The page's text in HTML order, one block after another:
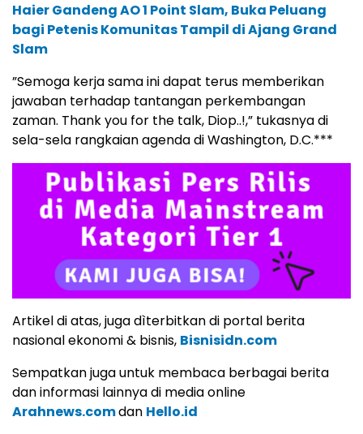
Haier Gandeng AO 1 Point Slam, Buka Peluang
bagi Petenis Komunitas Tampil di Ajang Grand
Slam
”Semoga kerja sama ini dapat terus memberikan
jawaban terhadap tantangan perkembangan
zaman. Thank you for the talk, Diop..!,” tukasnya di
sela-sela rangkaian agenda di Washington, D.C.***
Artikel di atas, juga dìterbitkan di portal berita
nasional ekonomi & bisnis, Bisnisidn.com
Sempatkan juga untuk membaca berbagai berita
dan informasi lainnya di media online
Arahnews.comdan Hello.id